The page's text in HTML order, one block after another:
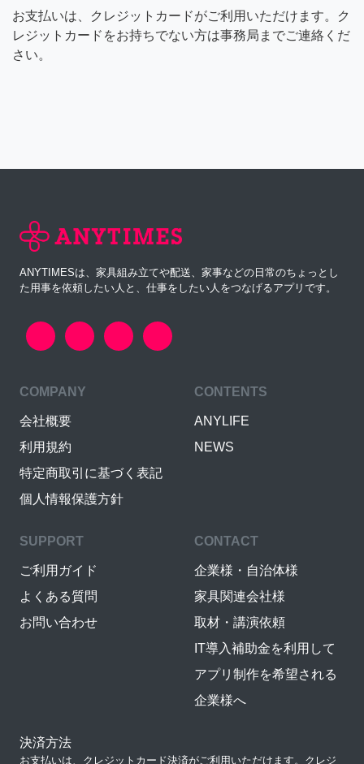
お支払いは、クレジットカードがご利用いただけます。ク
レジットカードをお持ちでない方は事務局までご連絡くだ
さい。
ANYTIMESは、家具組み立てや配送、家事などの日常のちょっとし
た用事を依頼したい人と、仕事をしたい人をつなげるアプリです。
COMPANY
会社概要
利用規約
特定商取引に基づく表記
個人情報保護方針
CONTENTS
ANYLIFE
NEWS
SUPPORT
ご利用ガイド
よくある質問
お問い合わせ
CONTACT
企業様・自治体様
家具関連会社様
取材・講演依頼
IT導入補助金を利用して
アプリ制作を希望される
企業様へ
決済方法
お支払いは、クレジットカード決済がご利用いただけます。クレジ